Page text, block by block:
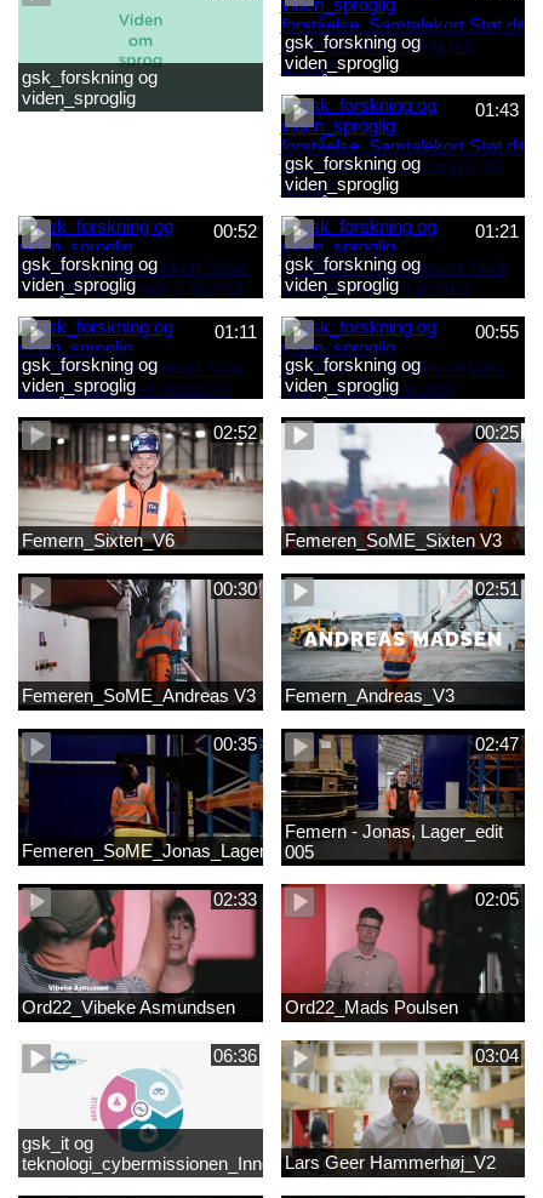
gsk_forskning og
viden_sproglig
forståelse_Barnets sproglige
gsk_forskning og
viden_sproglig
forståelse_Samtalekort Støt
dit barns første læsning 6-8
år.mp3
01:43
gsk_forskning og
viden_sproglig
forståelse_Samtalekort Støt
dit barns fortsatte læsning 8-
10 år.mp3
00:52
gsk_forskning og
viden_sproglig
forståelse_Samtalekort Snak
med dit barn 6 mdr-2 år.mp3
01:21
gsk_forskning og
viden_sproglig
forståelse_Samtalekort Snak
med dit barn 2-6 år.mp3
01:11
gsk_forskning og
viden_sproglig
forståelse_Samtalekort Snak
med din baby 0-6 mdr.mp3
00:55
gsk_forskning og
viden_sproglig
forståelse_Samtalekort Læs,
lyt og skriv 3-6 år.mp3
02:52
Femern_Sixten_V6
00:25
Femeren_SoME_Sixten V3
00:30
Femeren_SoME_Andreas V3
02:51
Femern_Andreas_V3
00:35
Femeren_SoME_Jonas_Lager
02:47
Femern - Jonas, Lager_edit
005
02:33
Ord22_Vibeke Asmundsen
02:05
Ord22_Mads Poulsen
06:36
gsk_it og
teknologi_cybermissionen_Innovationscirklen
03:04
Lars Geer Hammerhøj_V2